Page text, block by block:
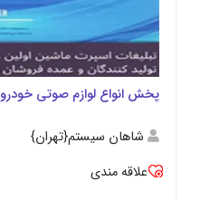
پخش انواع لوازم صوتی خودرو
شاهان سیستم{تهران}
علاقه مندی